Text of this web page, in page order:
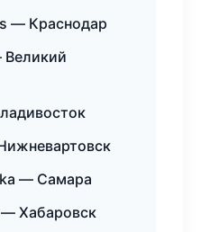
— Краснодар
Великий
— Самара
Хабаровск